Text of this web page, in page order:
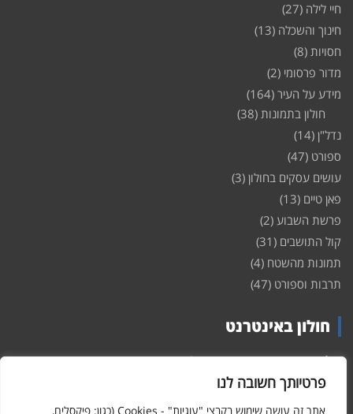
פרטיותך חשובה לנו
אתר זה עושה שימוש בקבצי "עוגיות" - Cookies (כגון: פיקסלים,
חיי לילה (27)
חינוך והשכלה (13)
חסויות (8)
מדור פרסומי (2)
מידע על העיר (164)
חולון בתמונות (38)
נדל"ן (14)
ספורט (47)
עושים עסקים בחולון (3)
פאן טיים (13)
פרשת השבוע (2)
קול התושבים (31)
תמונות מהשטח (4)
תרבות וספורט (47)
חולון באינטרנט
חולוןבאינטרנט – האתר שמביא לכם עדכונים ומידע מהשטח מהעיר
חולון. במה פתוחה לקול תושבי חולון באינטרנט, מידע על
ופרוייקטים חדשים בעיר, חיי לילה, וכן טורי דעה, עסקים בחולון, ודיונים על
הנעשה בעיר. אתם מוזמנים ומוזמנות להשתתף בדיון ולשלוח לנו כתבות